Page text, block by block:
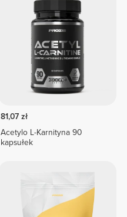
81,07 zł
Acetylo L-Karnityna 90
kapsułek